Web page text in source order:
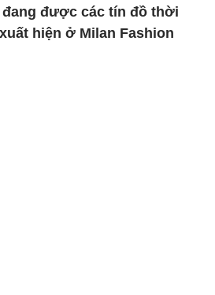
đang được các tín đồ thời
hiện ở Milan Fashion